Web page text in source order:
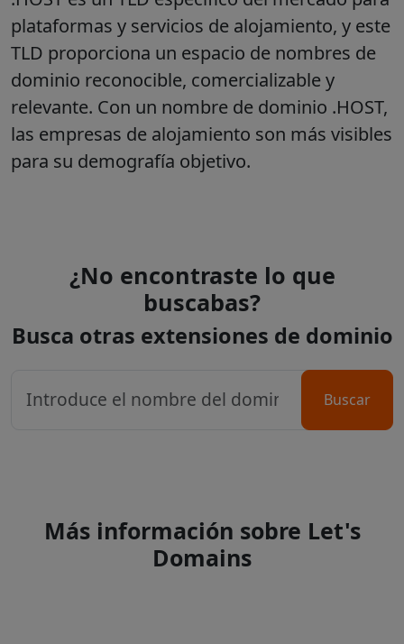
plataformas y servicios de alojamiento, y este
TLD proporciona un espacio de nombres de
dominio reconocible, comercializable y
relevante. Con un nombre de dominio .HOST,
las empresas de alojamiento son más visibles
para su demografía objetivo.
¿No encontraste lo que
buscabas?
Busca otras extensiones de dominio
Buscar